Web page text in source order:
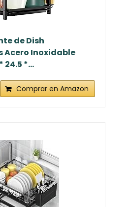
de Dish
Acero Inoxidable
24.5 *...
Comprar en Amazon